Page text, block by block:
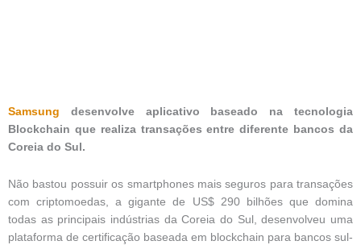
Samsung desenvolve aplicativo baseado na tecnologia
Blockchain que realiza transações entre diferente bancos da
Coreia do Sul.
Não bastou possuir os smartphones mais seguros para transações
com criptomoedas, a gigante de US$ 290 bilhões que domina
todas as principais indústrias da Coreia do Sul, desenvolveu uma
plataforma de certificação baseada em blockchain para bancos sul-